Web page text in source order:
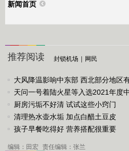
新闻首页
推荐阅读 封锁机场 网民
大风降温影响中东部 西北部分地区
天问一号着陆火星等入选2021年度
进展
厨房污垢不好清 试试这些小窍门
清理热水壶水垢 加点白醋土豆皮
孩子早餐吃得好 营养搭配很重要
编辑：田宏 责任编辑：张兰